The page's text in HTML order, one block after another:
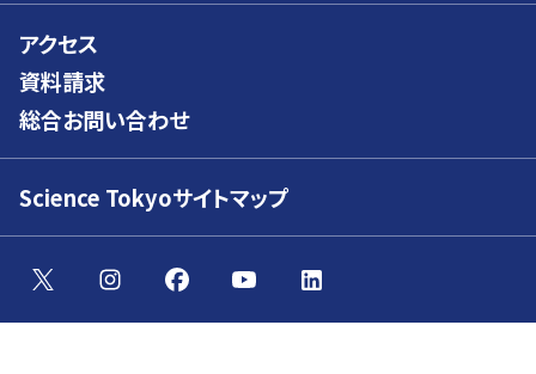
アクセス
資料請求
総合お問い合わせ
Science Tokyoサイトマップ